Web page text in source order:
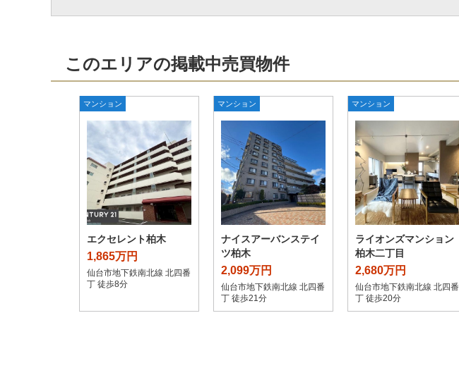
このエリアの掲載中売買物件
マンション
エクセレント柏木
1,865万円
仙台市地下鉄南北線 北四番
丁 徒歩8分
マンション
ナイスアーバンステイ
ツ柏木
2,099万円
仙台市地下鉄南北線 北四番
丁 徒歩21分
マンション
ライオンズマンション
柏木二丁目
2,680万円
仙台市地下鉄南北線 北四番
丁 徒歩20分